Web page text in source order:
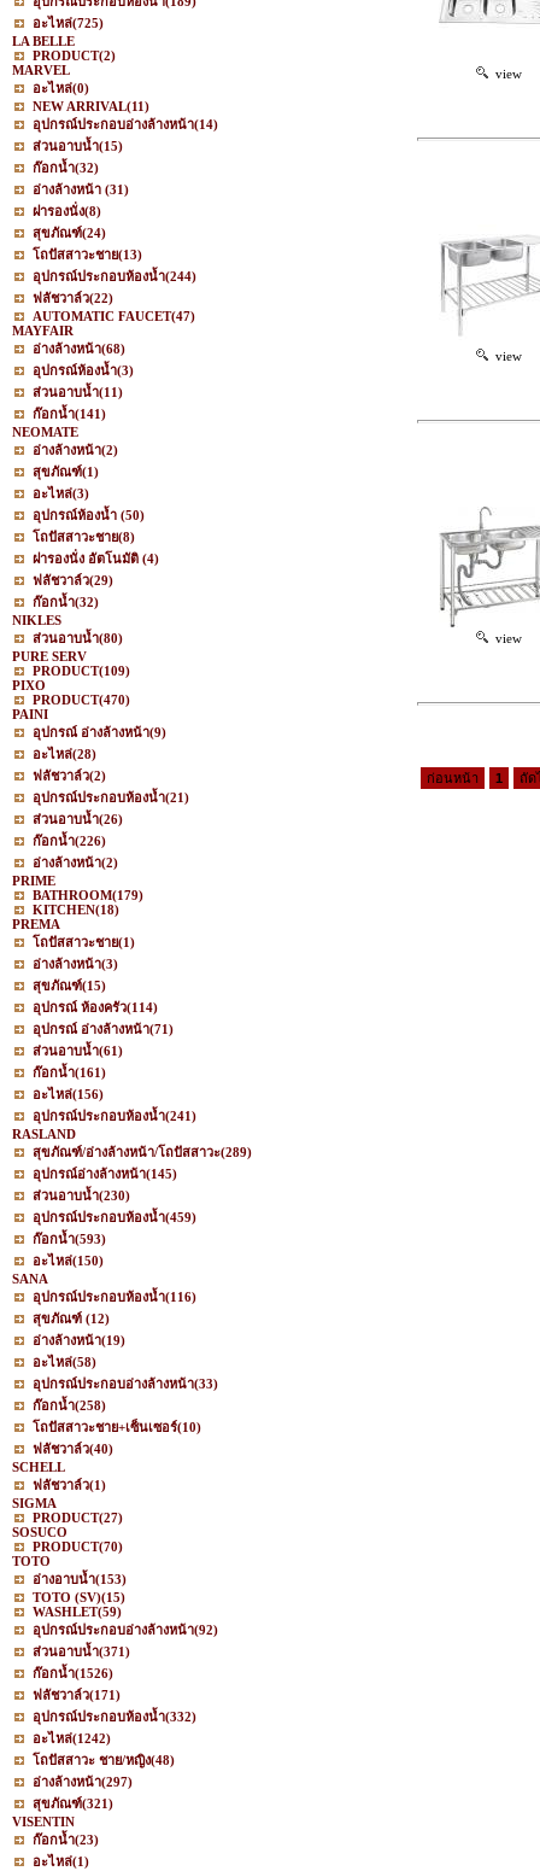
อะไหล่(725)
LA BELLE
PRODUCT(2)
MARVEL
อะไหล่(0)
NEW ARRIVAL(11)
อุปกรณ์ประกอบอ่างล้างหน้า(14)
ส่วนอาบน้ำ(15)
ก๊อกน้ำ(32)
อ่างล้างหน้า (31)
ฝารองนั่ง(8)
สุขภัณฑ์(24)
โถปัสสาวะชาย(13)
อุปกรณ์ประกอบห้องน้ำ(244)
ฟลัชวาล์ว(22)
AUTOMATIC FAUCET(47)
MAYFAIR
อ่างล้างหน้า(68)
อุปกรณ์ห้องน้ำ(3)
ส่วนอาบน้ำ(11)
ก๊อกน้ำ(141)
NEOMATE
อ่างล้างหน้า(2)
สุขภัณฑ์(1)
อะไหล่(3)
อุปกรณ์ห้องน้ำ (50)
โถปัสสาวะชาย(8)
ฝารองนั่ง อัตโนมัติ (4)
ฟลัชวาล์ว(29)
ก๊อกน้ำ(32)
NIKLES
ส่วนอาบน้ำ(80)
PURE SERV
PRODUCT(109)
PIXO
PRODUCT(470)
PAINI
อุปกรณ์ อ่างล้างหน้า(9)
อะไหล่(28)
ฟลัชวาล์ว(2)
อุปกรณ์ประกอบห้องน้ำ(21)
ส่วนอาบน้ำ(26)
ก๊อกน้ำ(226)
อ่างล้างหน้า(2)
PRIME
BATHROOM(179)
KITCHEN(18)
PREMA
โถปัสสาวะชาย(1)
อ่างล้างหน้า(3)
สุขภัณฑ์(15)
อุปกรณ์ ห้องครัว(114)
อุปกรณ์ อ่างล้างหน้า(71)
ส่วนอาบน้ำ(61)
ก๊อกน้ำ(161)
อะไหล่(156)
อุปกรณ์ประกอบห้องน้ำ(241)
RASLAND
สุขภัณฑ์/อ่างล้างหน้า/โถปัสสาวะ(289)
อุปกรณ์อ่างล้างหน้า(145)
ส่วนอาบน้ำ(230)
อุปกรณ์ประกอบห้องน้ำ(459)
ก๊อกน้ำ(593)
อะไหล่(150)
SANA
อุปกรณ์ประกอบห้องน้ำ(116)
สุขภัณฑ์ (12)
อ่างล้างหน้า(19)
อะไหล่(58)
อุปกรณ์ประกอบอ่างล้างหน้า(33)
ก๊อกน้ำ(258)
โถปัสสาวะชาย+เซ็นเซอร์(10)
ฟลัชวาล์ว(40)
SCHELL
ฟลัชวาล์ว(1)
SIGMA
PRODUCT(27)
SOSUCO
PRODUCT(70)
TOTO
อ่างอาบน้ำ(153)
TOTO (SV)(15)
WASHLET(59)
อุปกรณ์ประกอบอ่างล้างหน้า(92)
ส่วนอาบน้ำ(371)
ก๊อกน้ำ(1526)
ฟลัชวาล์ว(171)
อุปกรณ์ประกอบห้องน้ำ(332)
อะไหล่(1242)
โถปัสสาวะ ชาย/หญิง(48)
อ่างล้างหน้า(297)
สุขภัณฑ์(321)
VISENTIN
ก๊อกน้ำ(23)
อะไหล่(1)
view
view
view
ก่อนหน้า 1 ถัด